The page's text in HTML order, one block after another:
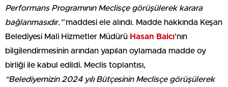
Performans Programının Meclisçe görüşülerek karara
bağlanmasıdır.”maddesi ele alındı. Madde hakkında Keşan
Belediyesi Mali Hizmetler Müdürü Hasan Balcı’nın
bilgilendirmesinin arından yapılan oylamada madde oy
birliği ile kabul edildi. Meclis toplantısı,
“Belediyemizin 2024 yılı Bütçesinin Meclisçe görüşülerek